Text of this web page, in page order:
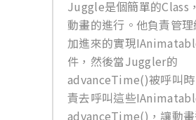
Juggle是個簡單的Class
動畫的進行。他負責管
加進來的實現
件，然後當Juggler的
advanceTime()被呼叫時
責去呼叫這些
advanceTime()，讓動